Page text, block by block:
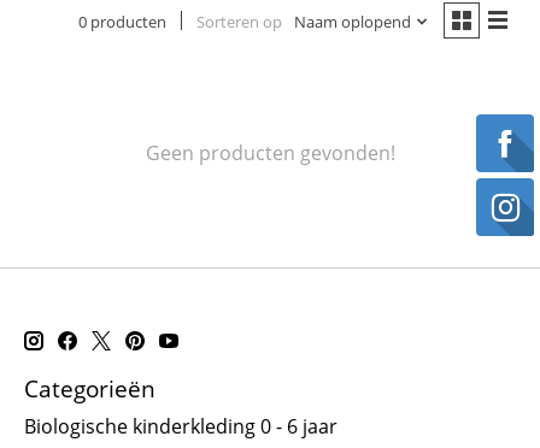
0 producten Sorteren op Naam oplopend
Geen producten gevonden!
Categorieën
Biologische kinderkleding 0 - 6 jaar